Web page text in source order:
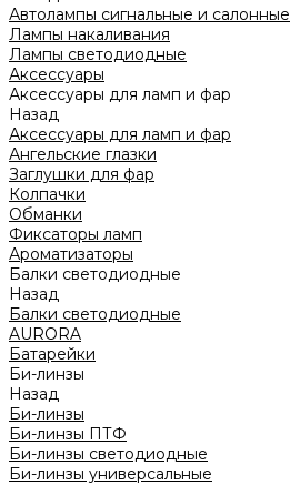
Автолампы сигнальные и салонные
Лампы накаливания
Лампы светодиодные
Аксессуары
Аксессуары для ламп и фар
Назад
Аксессуары для ламп и фар
Ангельские глазки
Заглушки для фар
Колпачки
Обманки
Фиксаторы ламп
Ароматизаторы
Балки светодиодные
Назад
Балки светодиодные
AURORA
Батарейки
Би-линзы
Назад
Би-линзы
Би-линзы ПТФ
Би-линзы светодиодные
Би-линзы универсальные